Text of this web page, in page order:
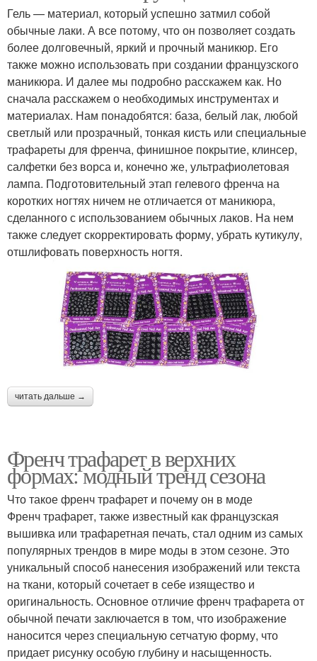
Гель — материал, который успешно затмил собой
обычные лаки. А все потому, что он позволяет создать
более долговечный, яркий и прочный маникюр. Его
также можно использовать при создании французского
маникюра. И далее мы подробно расскажем как. Но
сначала расскажем о необходимых инструментах и
материалах. Нам понадобятся: база, белый лак, любой
светлый или прозрачный, тонкая кисть или специальные
трафареты для френча, финишное покрытие, клинсер,
салфетки без ворса и, конечно же, ультрафиолетовая
лампа. Подготовительный этап гелевого френча на
коротких ногтях ничем не отличается от маникюра,
сделанного с использованием обычных лаков. На нем
также следует скорректировать форму, убрать кутикулу,
отшлифовать поверхность ногтя.
читать дальше →
Френч трафарет в верхних
формах: модный тренд сезона
Что такое френч трафарет и почему он в моде
Френч трафарет, также известный как французская
вышивка или трафаретная печать, стал одним из самых
популярных трендов в мире моды в этом сезоне. Это
уникальный способ нанесения изображений или текста
на ткани, который сочетает в себе изящество и
оригинальность. Основное отличие френч трафарета от
обычной печати заключается в том, что изображение
наносится через специальную сетчатую форму, что
придает рисунку особую глубину и насыщенность.